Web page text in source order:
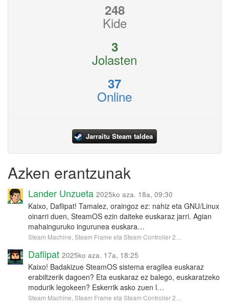
248
Kide
3
Jolasten
37
Online
Jarraitu Steam taldea
Azken erantzunak
Lander Unzueta 2025ko aza. 18a, 09:30
Kaixo, Daflipat! Tamalez, oraingoz ez: nahiz eta GNU/Linux
oinarri duen, SteamOS ezin daiteke euskaraz jarri. Agian
mahainguruko ingurunea euskara…
Steam Machine, Steam Frame eta Steam Controller 2…
Daflipat 2025ko aza. 17a, 18:25
Kaixo! Badakizue SteamOS sistema eragilea euskaraz
erabiltzerik dagoen? Eta euskaraz ez balego, euskaratzeko
modurik legokeen? Eskerrik asko zuen l…
Steam Machine, Steam Frame eta Steam Controller 2…